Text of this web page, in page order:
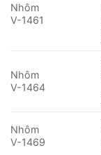
Nhôm
V-1461
Nhôm
V-1464
Nhôm
V-1469